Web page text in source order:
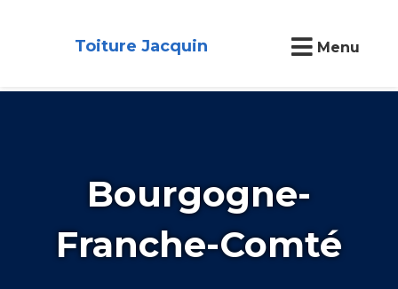
Toiture Jacquin Menu
Bourgogne-
Franche-Comté